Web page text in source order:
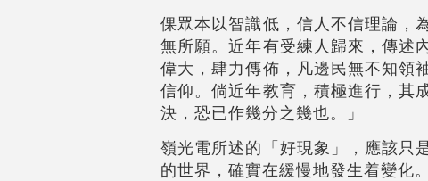
倮眾本以智識低，信人不信理論，
無所願。近年有受練人歸來，傳述
偉大，肆力傳佈，凡邊民無不知領
信仰。倘近年教育，積極進行，其
決，恐已作幾分之幾也。」
嶺光電所述的「好現象」，應該只
的世界，確實在緩慢地發生着變化。